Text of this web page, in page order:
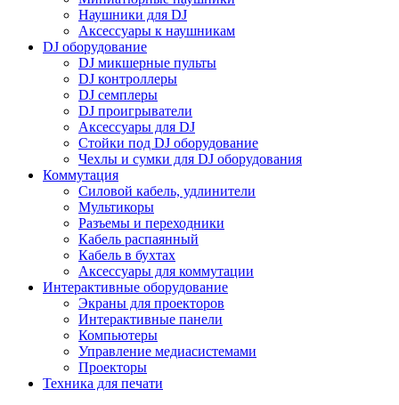
Наушники для DJ
Аксессуары к наушникам
DJ оборудование
DJ микшерные пульты
DJ контроллеры
DJ семплеры
DJ проигрыватели
Аксессуары для DJ
Стойки под DJ оборудование
Чехлы и сумки для DJ оборудования
Коммутация
Силовой кабель, удлинители
Мультикоры
Разъемы и переходники
Кабель распаянный
Кабель в бухтах
Аксессуары для коммутации
Интерактивные оборудование
Экраны для проекторов
Интерактивные панели
Компьютеры
Управление медиасистемами
Проекторы
Техника для печати